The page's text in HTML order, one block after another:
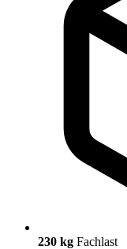
230 kg Fachlast